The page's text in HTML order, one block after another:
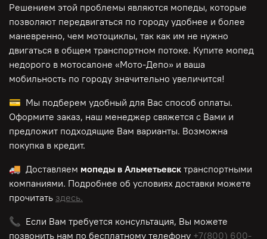
Решением этой проблемы являются мопеды, которые
позволяют передвигаться по городу удобнее и более
маневренно, чем мотоциклы, так как им не нужно
двигаться в общем транспортном потоке. Купите мопед
недорого в мотосалоне «Мото-Депо» и ваша
мобильность по городу значительно увеличится!
💳 Мы подберем удобный для Вас способ оплаты.
Оформите заказ, наш менеджер свяжется с Вами и
предложит подходящие Вам варианты. Возможна
покупка в кредит.
🚚 Доставляем мопеды в Альметьевск транспортными
компаниями. Подробнее об условиях доставки можете
прочитать здесь.
📞 Если Вам требуется консультация, Вы можете
позвонить нам по бесплатному телефону +7(800) 600-